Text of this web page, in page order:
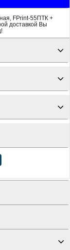
FPrint-55ПТК +
доставкой Вы